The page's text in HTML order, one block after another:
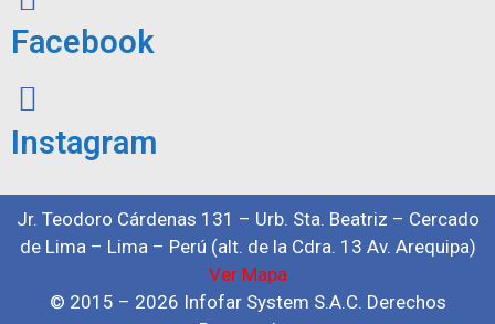
Facebook
Instagram
Jr. Teodoro Cárdenas 131 – Urb. Sta. Beatriz – Cercado
de Lima – Lima – Perú (alt. de la Cdra. 13 Av. Arequipa)
Ver Mapa
© 2015 – 2026 Infofar System S.A.C. Derechos